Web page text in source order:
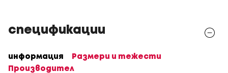
спецификации
информация
Размери и тежести
Производител